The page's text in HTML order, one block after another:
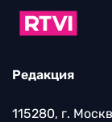
Редакция
115280, г.